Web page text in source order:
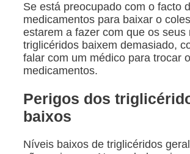
Se está preocupado com o facto
medicamentos para baixar o
estarem a fazer com que os seus
triglicéridos baixem demasiado,
falar com um médico para trocar
medicamentos.
Perigos dos
baixos
Níveis baixos de triglicéridos